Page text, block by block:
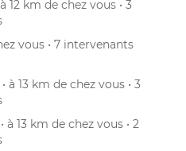
à 12 km de chez vous • 3
vous • 7 intervenants
• à 13 km de chez vous • 3
• à 13 km de chez vous • 2